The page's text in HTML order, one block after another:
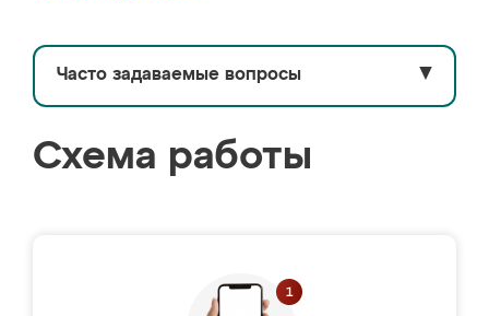
Часто задаваемые вопросы ▼
Схема работы